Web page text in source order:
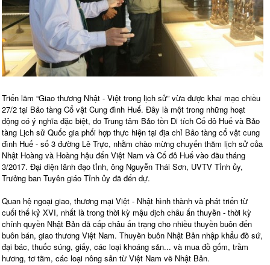
Triển lãm “Giao thương Nhật - Việt trong lịch sử” vừa được khai mạc chiều
27/2 tại Bảo tàng Cổ vật Cung đình Huế. Đây là một trong những hoạt
động có ý nghĩa đặc biệt, do Trung tâm Bảo tồn Di tích Cố đô Huế và Bảo
tàng Lịch sử Quốc gia phối hợp thực hiện tại địa chỉ Bảo tàng cổ vật cung
đình Huế - số 3 đường Lê Trực, nhằm chào mừng chuyến thăm lịch sử của
Nhật Hoàng và Hoàng hậu đến Việt Nam và Cố đô Huế vào đầu tháng
3/2017. Đại diện lãnh đạo tỉnh, ông Nguyễn Thái Sơn, UVTV Tỉnh ủy,
Trưởng ban Tuyên giáo Tỉnh ủy đã đến dự.
Quan hệ ngoại giao, thương mại Việt - Nhật hình thành và phát triển từ
cuối thế kỷ XVI, nhất là trong thời kỳ mậu dịch châu ấn thuyền - thời kỳ
chính quyền Nhật Bản đã cấp châu ấn trạng cho nhiều thuyền buôn đến
buôn bán, giao thương Việt Nam. Thuyền buôn Nhật Bản nhập khẩu đồ sứ,
đại bác, thuốc súng, giấy, các loại khoáng sản... và mua đồ gốm, trầm
hương, tơ tằm, các loại nông sản từ Việt Nam về Nhật Bản.